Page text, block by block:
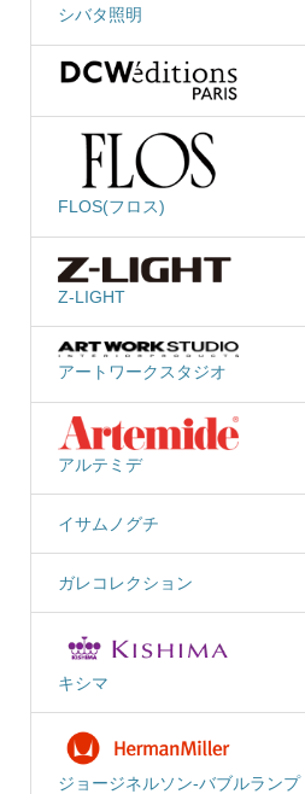
シバタ照明
FLOS(フロス)
Z-LIGHT
アートワークスタジオ
アルテミデ
イサムノグチ
ガレコレクション
キシマ
ジョージネルソン-バブルランプ